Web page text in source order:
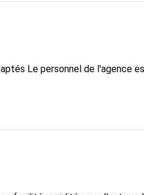
Le personnel de l'agence